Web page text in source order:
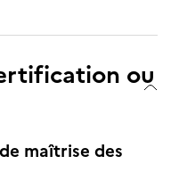
ou
maîtrise des